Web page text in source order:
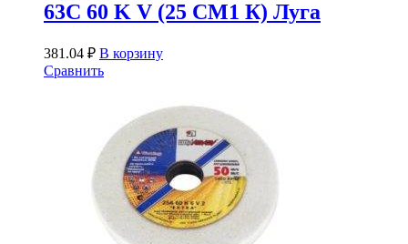
63С 60 K V (25 СМ1 К) Луга
381.04 ₽ В корзину
Сравнить